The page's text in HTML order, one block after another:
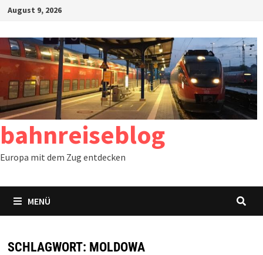
Zum
springen
August 9, 2026
bahnreiseblog
Europa mit dem Zug entdecken
MENÜ
SCHLAGWORT: MOLDOWA